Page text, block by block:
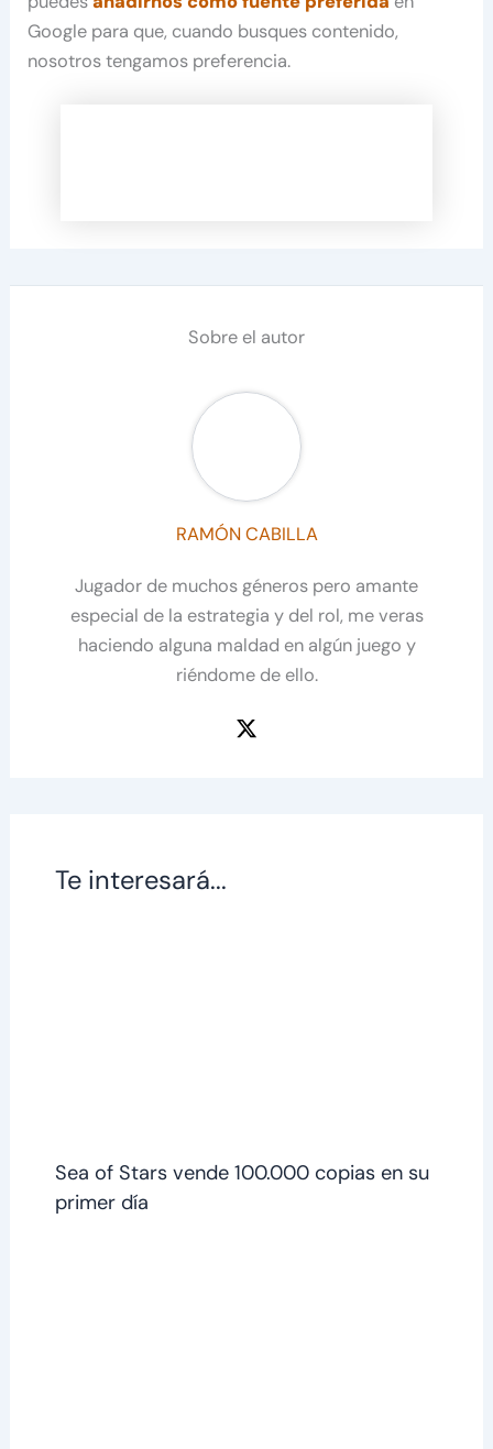
Google para que, cuando busques contenido,
nosotros tengamos preferencia.
Sobre el autor
RAMÓN CABILLA
Jugador de muchos géneros pero amante
especial de la estrategia y del rol, me veras
haciendo alguna maldad en algún juego y
riéndome de ello.
Te interesará...
Sea of ​​Stars vende 100.000 copias en su
primer día